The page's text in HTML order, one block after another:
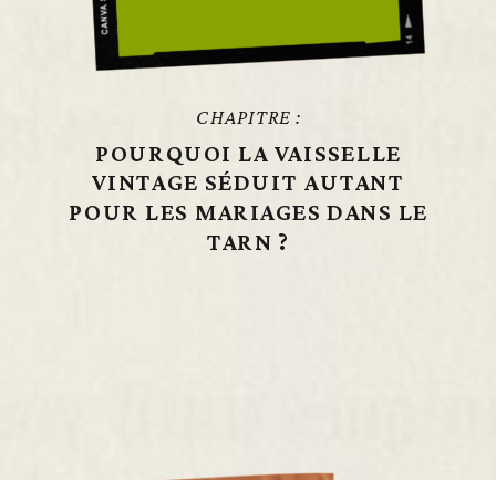
CHAPITRE :
POURQUOI LA VAISSELLE
VINTAGE SÉDUIT AUTANT
POUR LES MARIAGES DANS LE
TARN ?